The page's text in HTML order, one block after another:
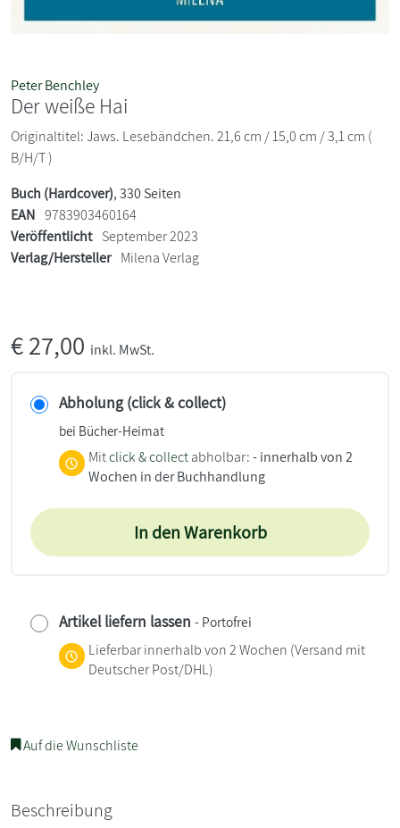
Peter Benchley
Der weiße Hai
Originaltitel: Jaws. Lesebändchen. 21,6 cm / 15,0 cm / 3,1 cm (
B/H/T )
Buch (Hardcover), 330 Seiten
EAN 9783903460164
Veröffentlicht September 2023
Verlag/Hersteller Milena Verlag
€27,00 inkl. MwSt.
Abholung (click & collect)
bei Bücher-Heimat
Mitclick & collect abholbar:- innerhalb von 2
Wochen in der Buchhandlung
In den Warenkorb
Artikel liefern lassen - Portofrei
Lieferbar innerhalb von 2 Wochen (Versand mit
Deutscher Post/DHL)
Auf die Wunschliste
Beschreibung